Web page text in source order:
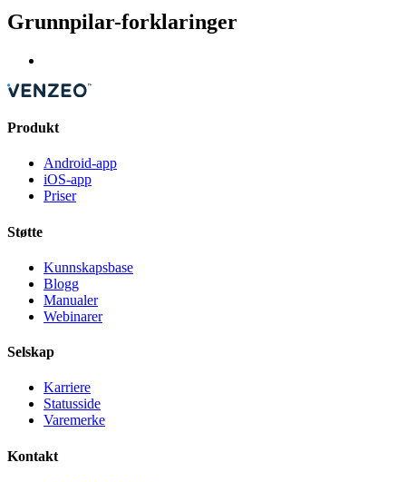
Grunnpilar-forklaringer
Produkt
Android-app
iOS-app
Priser
Støtte
Kunnskapsbase
Blogg
Manualer
Webinarer
Selskap
Karriere
Statusside
Varemerke
Kontakt